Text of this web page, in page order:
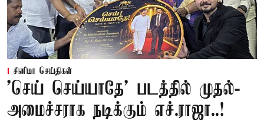
சினிமா செய்திகள்
'செய் செய்யாதே' படத்தில் முதல்-
அமைச்சராக நடிக்கும் எச்.ராஜா..!